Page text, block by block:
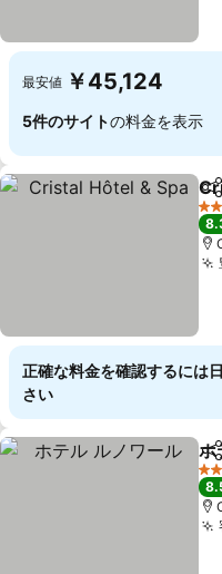
最安値 ￥45,124
5件のサイトの料金を表示
シ
4
正確な料金を確認するには
さい
シ
ホ
4